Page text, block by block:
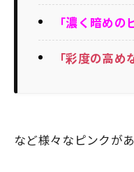
「濃く暗めの
「彩度の高め
など様々なピンクが